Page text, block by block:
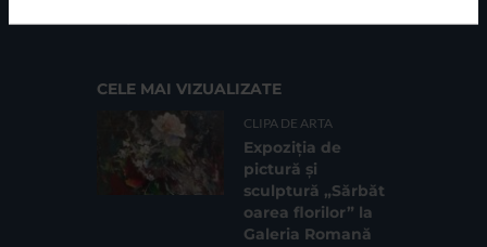
CELE MAI VIZUALIZATE
CLIPA DE ARTA
Expoziția de
pictură și
sculptură „Sărbăt
oarea florilor” la
Galeria Romană